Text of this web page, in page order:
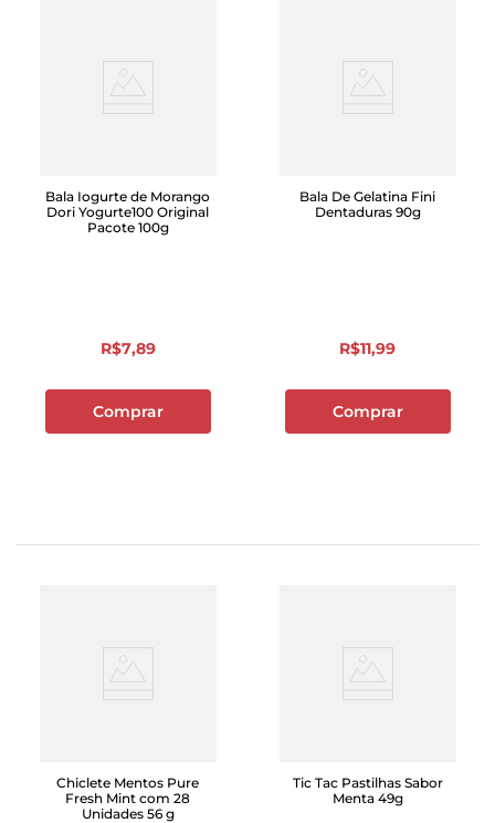
Bala Iogurte de Morango
Dori Yogurte100 Original
Pacote 100g
R$7,89
Comprar
Bala De Gelatina Fini
Dentaduras 90g
R$11,99
Comprar
Chiclete Mentos Pure
Fresh Mint com 28
Unidades 56 g
Tic Tac Pastilhas Sabor
Menta 49g